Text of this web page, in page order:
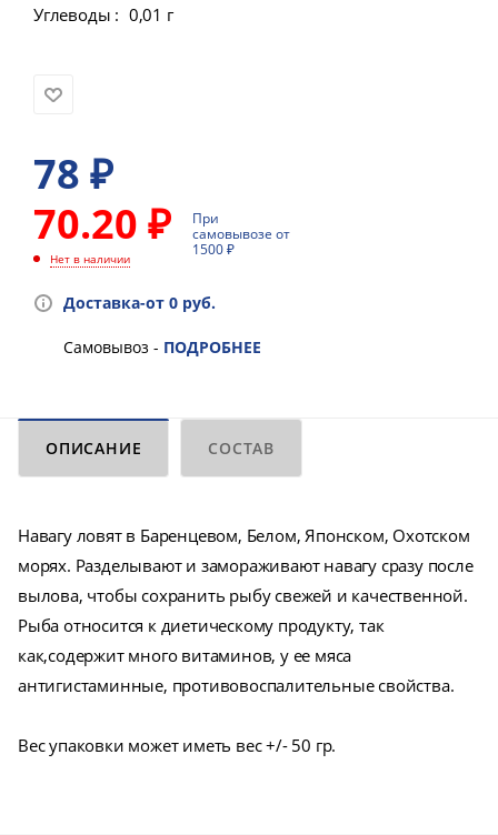
Углеводы : 0,01 г
78 ₽
70.20 ₽
При
самовывозе от
1500 ₽
Нет в наличии
Доставка-от 0 руб.
Самовывоз - ПОДРОБНЕЕ
ОПИСАНИЕ СОСТАВ
Навагу ловят в Баренцевом, Белом, Японском, Охотском
морях. Разделывают и замораживают навагу сразу после
вылова, чтобы сохранить рыбу свежей и качественной.
Рыба относится к диетическому продукту, так
как,содержит много витаминов, у ее мяса
антигистаминные, противовоспалительные свойства.
Вес упаковки может иметь вес +/- 50 гр.